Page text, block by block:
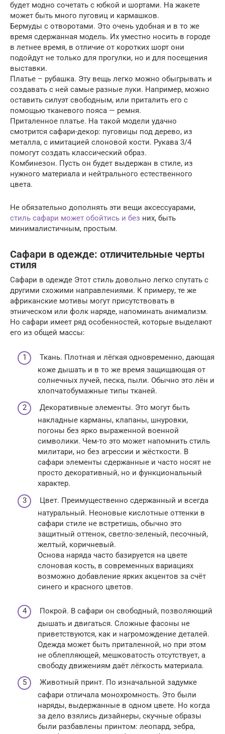
будет модно сочетать с юбкой и шортами. На жакете
может быть много пуговиц и кармашков.
Бермуды с отворотами. Это очень удобная и в то же
время сдержанная модель. Их уместно носить в городе
в летнее время, в отличие от коротких шорт они
подойдут не только для прогулки, но и для посещения
выставки.
Платье – рубашка. Эту вещь легко можно обыгрывать и
создавать с ней самые разные луки. Например, можно
оставить силуэт свободным, или приталить его с
помощью тканевого пояса — ремня.
Приталенное платье. На такой модели удачно
смотрится сафари-декор: пуговицы под дерево, из
металла, с имитацией слоновой кости. Рукава 3/4
помогут создать классический образ.
Комбинезон. Пусть он будет выдержан в стиле, из
нужного материала и нейтрального естественного
цвета.
Не обязательно дополнять эти вещи аксессуарами,
стиль сафари может обойтись и без них, быть
минималистичным, простым.
Сафари в одежде: отличительные черты
стиля
Сафари в одежде Этот стиль довольно легко спутать с
другими схожими направлениями. К примеру, те же
африканские мотивы могут присутствовать в
этническом или фолк наряде, напоминать анимализм.
Но сафари имеет ряд особенностей, которые выделают
его из общей массы:
Ткань. Плотная и лёгкая одновременно, дающая
коже дышать и в то же время защищающая от
солнечных лучей, песка, пыли. Обычно это лён и
хлопчатобумажные типы тканей.
Декоративные элементы. Это могут быть
накладные карманы, клапаны, шнуровки,
погоны без ярко выраженной военной
символики. Чем-то это может напомнить стиль
милитари, но без агрессии и жёсткости. В
сафари элементы сдержанные и часто носят не
просто декоративный, но и функциональный
характер.
Цвет. Преимущественно сдержанный и всегда
натуральный. Неоновые кислотные оттенки в
сафари стиле не встретишь, обычно это
защитный оттенок, светло-зеленый, песочный,
желтый, коричневый.
Основа наряда часто базируется на цвете
слоновая кость, в современных вариациях
возможно добавление ярких акцентов за счёт
синего и красного цветов.
Покрой. В сафари он свободный, позволяющий
дышать и двигаться. Сложные фасоны не
приветствуются, как и нагромождение деталей.
Одежда может быть приталенной, но при этом
не облепляющей, мешковатость отсутствует, а
свободу движениям даёт лёгкость материала.
Животный принт. По изначальной задумке
сафари отличала монохромность. Это были
наряды, выдержанные в одном цвете. Но когда
за дело взялись дизайнеры, скучные образы
были разбавлены принтом: леопард, зебра,